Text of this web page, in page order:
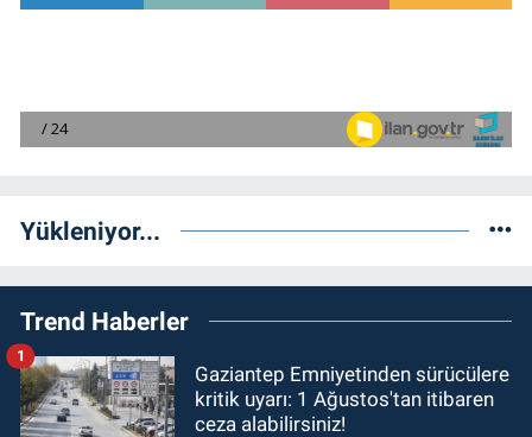
Yükleniyor...
Trend Haberler
Gaziantep Emniyetinden sürücülere
kritik uyarı: 1 Ağustos'tan itibaren
ceza alabilirsiniz!
1